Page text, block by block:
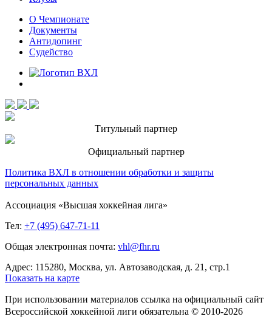
О Чемпионате
Документы
Антидопинг
Судейство
Титульный партнер
Официальный партнер
Политика ВХЛ в отношении обработки и защиты
персональных данных
Ассоциация «Высшая хоккейная лига»
Тел: +7 (495) 647-71-11
Общая электронная почта: vhl@fhr.ru
Адрес: 115280, Москва, ул. Автозаводская, д. 21, стр.1
Показать на карте
При использовании материалов ссылка на официальный сайт
Всероссийской хоккейной лиги обязательна © 2010-2026